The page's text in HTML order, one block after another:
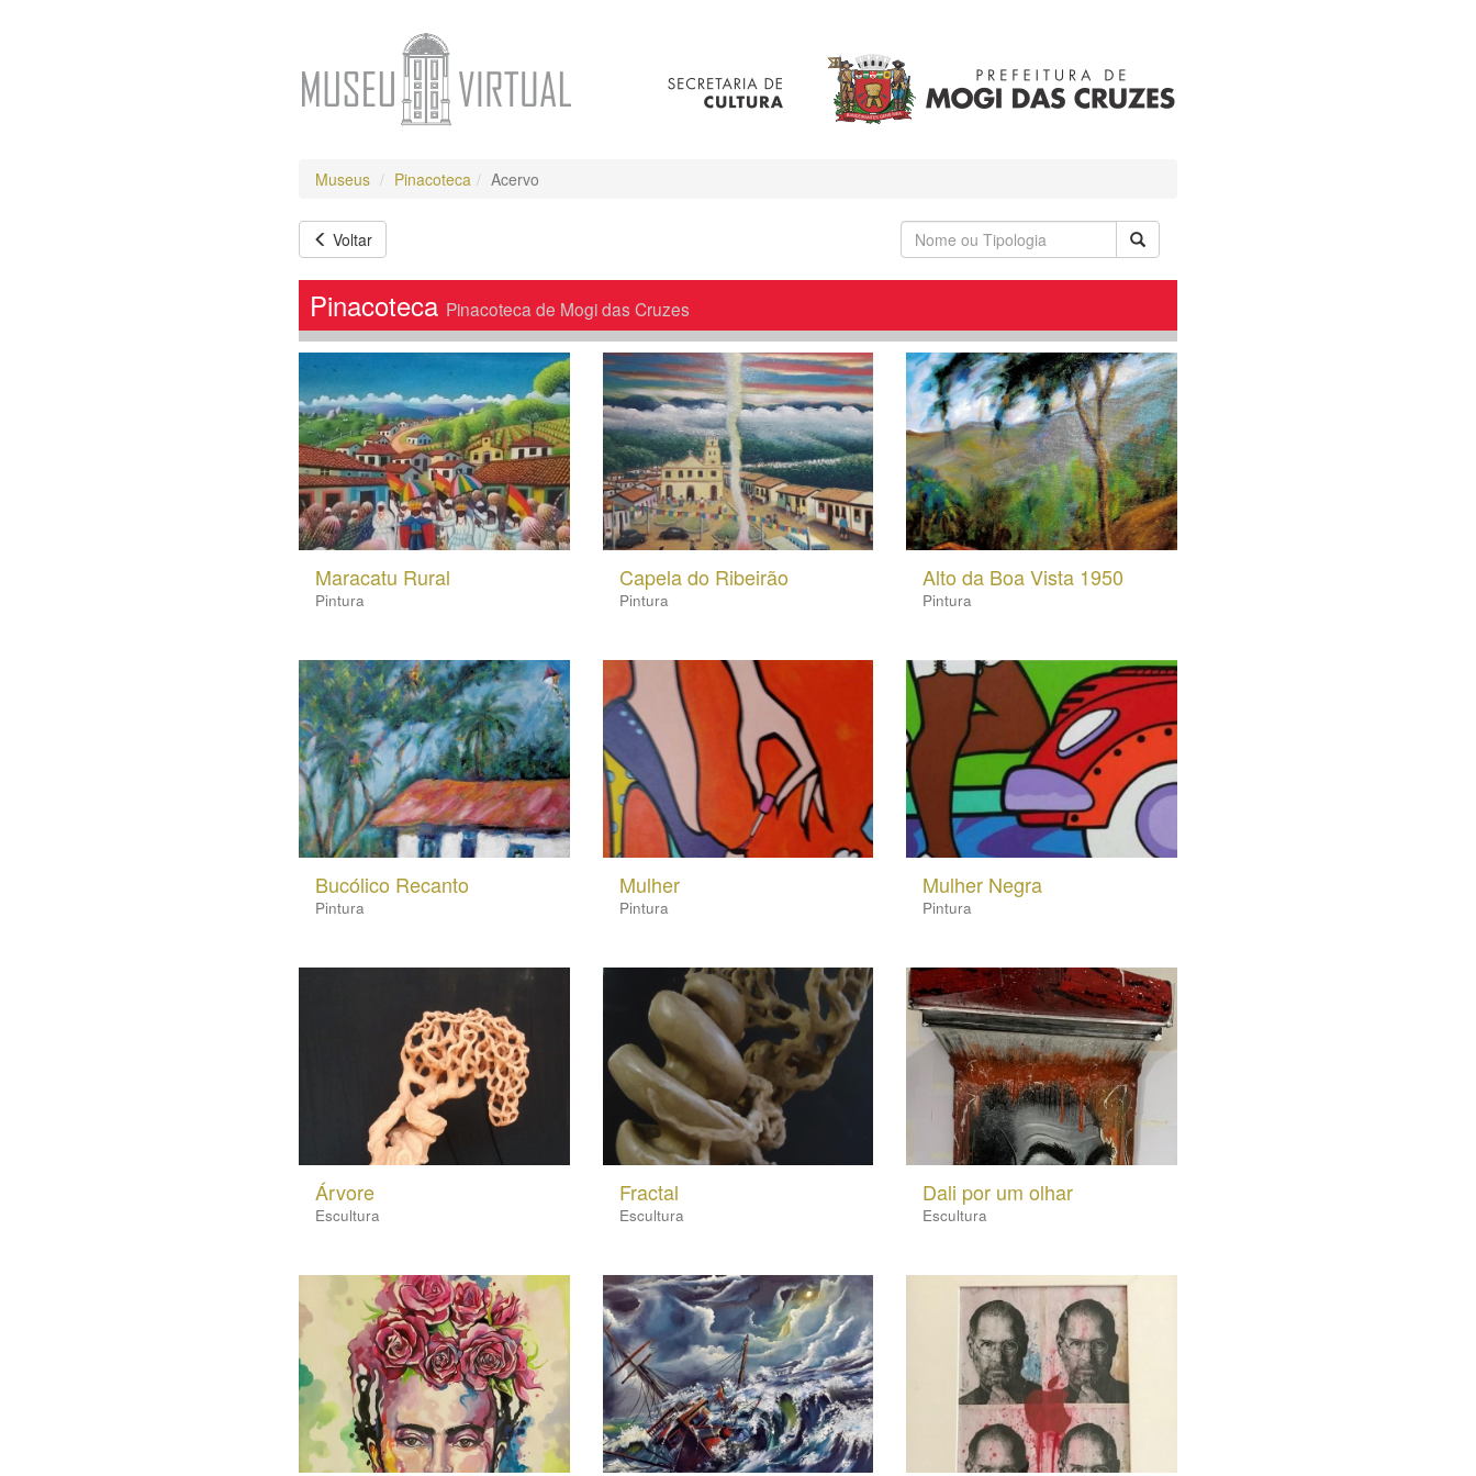
Museus Pinacoteca Acervo
Voltar
Pinacoteca Pinacoteca de Mogi das Cruzes
Maracatu Rural
Pintura
Capela do Ribeirão
Pintura
Alto da Boa Vista 1950
Pintura
Bucólico Recanto
Pintura
Mulher
Pintura
Mulher Negra
Pintura
Árvore
Escultura
Fractal
Escultura
Dali por um olhar
Escultura